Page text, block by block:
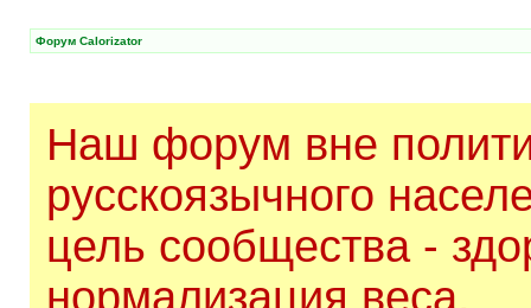
Форум Calorizator
Наш форум вне
русскоязычного
цель сообщества -
нормализация веса.